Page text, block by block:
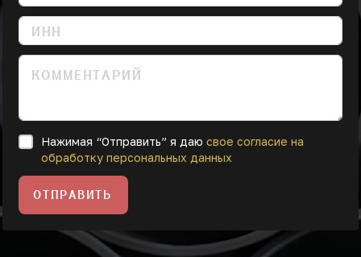
Нажимая “Отправить” я даю свое согласие на
обработку персональных данных
ОТПРАВИТЬ